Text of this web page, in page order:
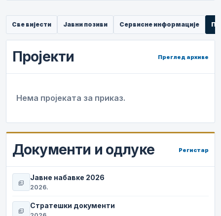
Све вијести Јавни позиви Сервисне информације
Пројекти Преглед архиве
Нема пројеката за приказ.
Документи и одлуке Регистар
picture_as_pdf
Јавне набавке 2026
2026.
picture_as_pdf
Стратешки документи